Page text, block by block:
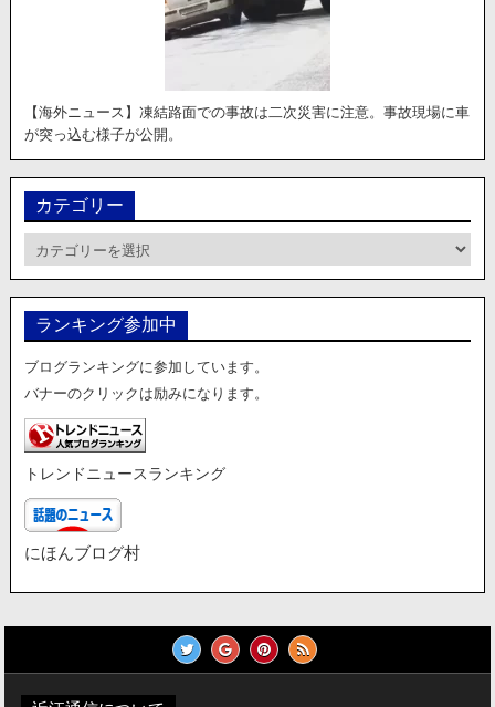
【海外ニュース】凍結路面での事故は二次災害に注意。事故現場に車
が突っ込む様子が公開。
カテゴリー
テ
リ
ランキング参加中
ブログランキングに参加しています。
バナーのクリックは励みになります。
トレンドニュースランキング
にほんブログ村